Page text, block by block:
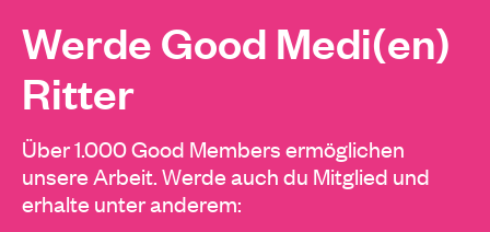
Werde Good Medi(en)
Ritter
Über 1.000 Good Members ermöglichen
unsere Arbeit. Werde auch du Mitglied und
erhalte unter anderem: